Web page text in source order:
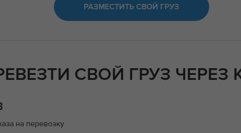
РАЗМЕСТИТЬ СВОЙ ГРУЗ
СВОЙ ГРУЗ ЧЕРЕЗ
на перевозку